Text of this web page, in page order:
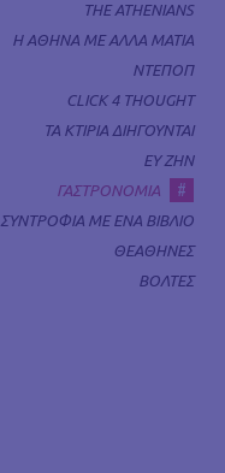
THE ATHENIANS
Η ΑΘΗΝΑ ΜΕ ΑΛΛΑ ΜΑΤΙΑ
ΝΤΕΠΟΠ
CLICK 4 THOUGHT
ΤΑ ΚΤΙΡΙΑ ΔΙΗΓΟΥΝΤΑΙ
ΕΥ ΖΗΝ
ΓΑΣΤΡΟΝΟΜΙΑ
#
ΣΥΝΤΡΟΦΙΑ ΜΕ ΕΝΑ ΒΙΒΛΙΟ
ΘΕΑΘΗΝΕΣ
ΒΟΛΤΕΣ